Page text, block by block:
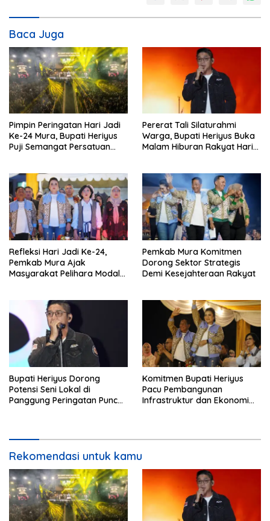
Baca Juga
Pimpin Peringatan Hari Jadi
Ke-24 Mura, Bupati Heriyus
Puji Semangat Persatuan
Pererat Tali Silaturahmi
Warga, Bupati Heriyus Buka
Malam Hiburan Rakyat Hari
Refleksi Hari Jadi Ke-24,
Pemkab Mura Ajak
Masyarakat Pelihara Modal
Pemkab Mura Komitmen
Dorong Sektor Strategis
Demi Kesejahteraan Rakyat
Bupati Heriyus Dorong
Potensi Seni Lokal di
Panggung Peringatan Puncak
Komitmen Bupati Heriyus
Pacu Pembangunan
Infrastruktur dan Ekonomi
Rekomendasi untuk kamu